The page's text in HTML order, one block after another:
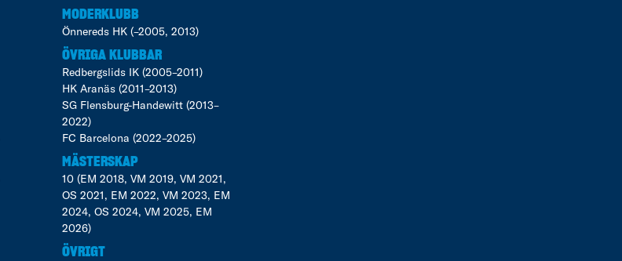
MODERKLUBB
Önnereds HK (–2005, 2013)
ÖVRIGA KLUBBAR
Redbergslids IK (2005–2011)
HK Aranäs (2011–2013)
SG Flensburg-Handewitt (2013–
2022)
FC Barcelona (2022–2025)
MÄSTERSKAP
10 (EM 2018, VM 2019, VM 2021,
OS 2021, EM 2022, VM 2023, EM
2024, OS 2024, VM 2025, EM
2026)
ÖVRIGT